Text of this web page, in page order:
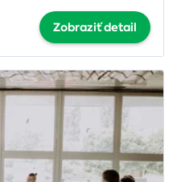
Zobraziť detail